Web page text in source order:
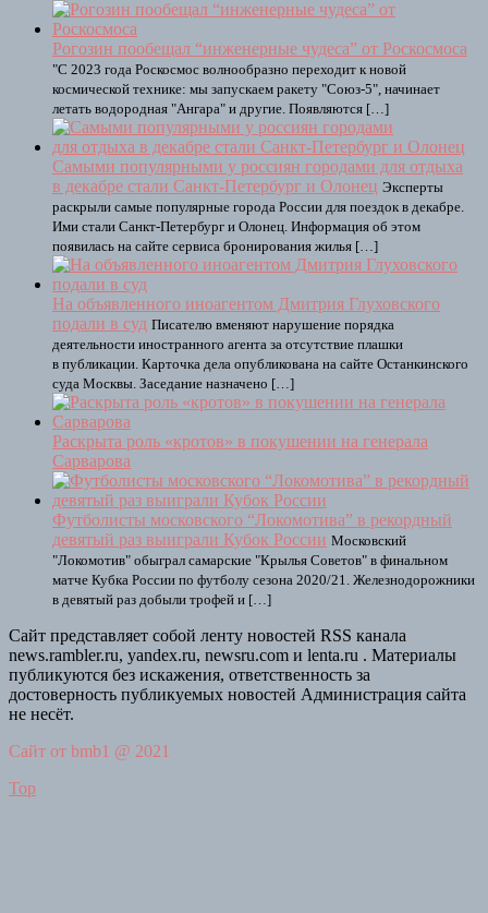
Рогозин пообещал “инженерные чудеса” от Роскосмоса
"С 2023 года Роскосмос волнообразно переходит к новой
космической технике: мы запускаем ракету "Союз-5", начинает
летать водородная "Ангара" и другие. Появляются […]
Самыми популярными у россиян городами для отдыха
в декабре стали Санкт-Петербург и Олонец Эксперты
раскрыли самые популярные города России для поездок в декабре.
Ими стали Санкт-Петербург и Олонец. Информация об этом
появилась на сайте сервиса бронирования жилья […]
На объявленного иноагентом Дмитрия Глуховского
подали в суд Писателю вменяют нарушение порядка
деятельности иностранного агента за отсутствие плашки
в публикации. Карточка дела опубликована на сайте Останкинского
суда Москвы. Заседание назначено […]
Раскрыта роль «кротов» в покушении на генерала
Сарварова
Футболисты московского “Локомотива” в рекордный
девятый раз выиграли Кубок России Московский
"Локомотив" обыграл самарские "Крылья Советов" в финальном
матче Кубка России по футболу сезона 2020/21. Железнодорожники
в девятый раз добыли трофей и […]
Сайт представляет собой ленту новостей RSS канала
news.rambler.ru, yandex.ru, newsru.com и lenta.ru . Материалы
публикуются без искажения, ответственность за
достоверность публикуемых новостей Администрация сайта
не несёт.
Сайт от bmb1 @ 2021
Top